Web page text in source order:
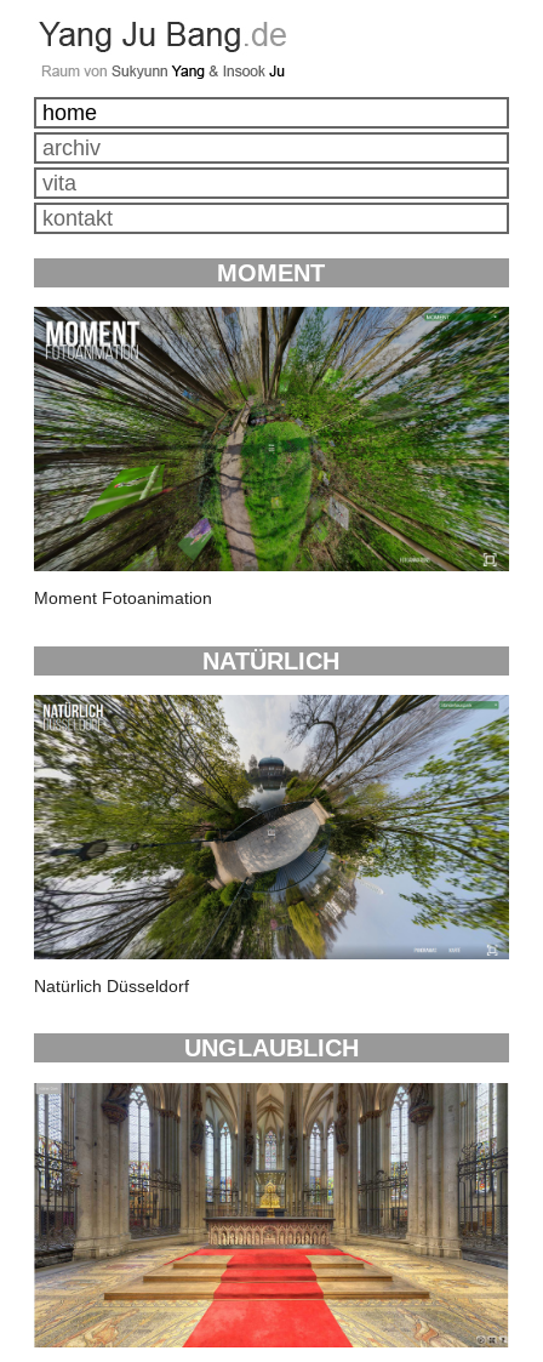
home
archiv
vita
kontakt
MOMENT
Moment Fotoanimation
NATÜRLICH
Natürlich Düsseldorf
UNGLAUBLICH